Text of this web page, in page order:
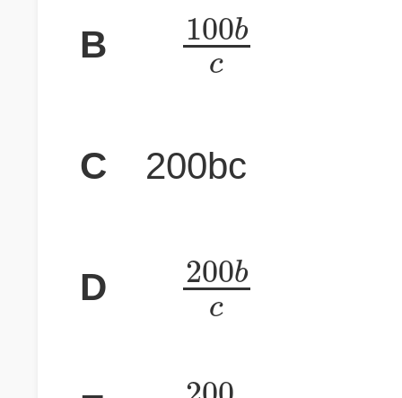
B 100b
c
C 200bc
D 200b
c